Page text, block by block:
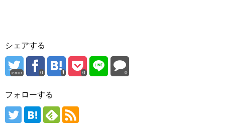
シェアする
error 0 0 0
フォローする